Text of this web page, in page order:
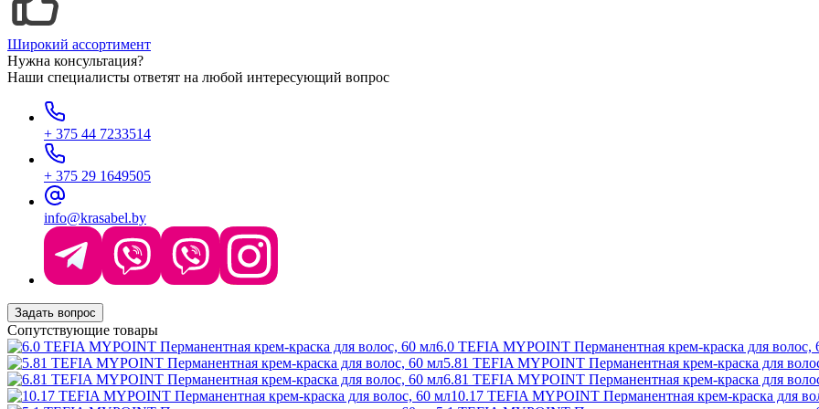
Широкий ассортимент
Нужна консультация?
Наши специалисты ответят на любой интересующий вопрос
+ 375 44 7233514
+ 375 29 1649505
info@krasabel.by
Задать вопрос
Сопутствующие товары
6.0 TEFIA MYPOINT Перманентная крем-краска для волос,
5.81 TEFIA MYPOINT Перманентная крем-краска для
6.81 TEFIA MYPOINT Перманентная крем-краска для
10.17 TEFIA MYPOINT Перманентная крем-краска для